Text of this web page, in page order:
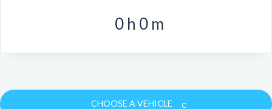
0 h 0 m
CHOOSE A VEHICLE